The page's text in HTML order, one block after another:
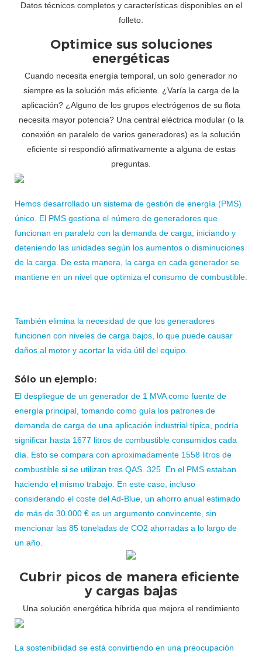
Datos técnicos completos y características disponibles en el
folleto.
Optimice sus soluciones
energéticas
Cuando necesita energía temporal, un solo generador no
siempre es la solución más eficiente. ¿Varía la carga de la
aplicación? ¿Alguno de los grupos electrógenos de su flota
necesita mayor potencia? Una central eléctrica modular (o la
conexión en paralelo de varios generadores) es la solución
eficiente si respondió afirmativamente a alguna de estas
preguntas.
Hemos desarrollado un sistema de gestión de energía (PMS)
único. El PMS gestiona el número de generadores que
funcionan en paralelo con la demanda de carga, iniciando y
deteniendo las unidades según los aumentos o disminuciones
de la carga. De esta manera, la carga en cada generador se
mantiene en un nivel que optimiza el consumo de combustible.
También elimina la necesidad de que los generadores
funcionen con niveles de carga bajos, lo que puede causar
daños al motor y acortar la vida útil del equipo.
Sólo un ejemplo:
El despliegue de un generador de 1 MVA como fuente de
energía principal, tomando como guía los patrones de
demanda de carga de una aplicación industrial típica, podría
significar hasta 1677 litros de combustible consumidos cada
día. Esto se compara con aproximadamente 1558 litros de
combustible si se utilizan tres QAS. 325 En el PMS estaban
haciendo el mismo trabajo. En este caso, incluso
considerando el coste del Ad-Blue, un ahorro anual estimado
de más de 30.000 € es un argumento convincente, sin
mencionar las 85 toneladas de CO2 ahorradas a lo largo de
un año.
Cubrir picos de manera eficiente
y cargas bajas
Una solución energética híbrida que mejora el rendimiento
La sostenibilidad se está convirtiendo en una preocupación